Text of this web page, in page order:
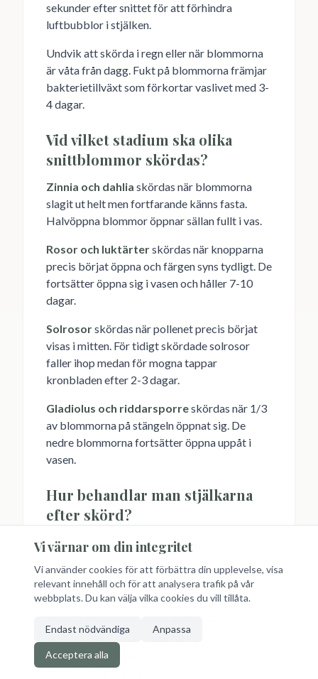
sekunder efter snittet för att förhindra
luftbubblor i stjälken.
Undvik att skörda i regn eller när blommorna
är våta från dagg. Fukt på blommorna främjar
bakterietillväxt som förkortar vaslivet med 3-
4 dagar.
Vid vilket stadium ska olika
snittblommor skördas?
Zinnia och dahlia skördas när blommorna
slagit ut helt men fortfarande känns fasta.
Halvöppna blommor öppnar sällan fullt i vas.
Rosor och luktärterskördas när knopparna
precis börjat öppna och färgen syns tydligt. De
fortsätter öppna sig i vasen och håller 7-10
dagar.
Solrosorskördas när pollenet precis börjat
visas i mitten. För tidigt skördade solrosor
faller ihop medan för mogna tappar
kronbladen efter 2-3 dagar.
Gladiolus och riddarsporreskördas när 1/3
av blommorna på stängeln öppnat sig. De
nedre blommorna fortsätter öppna uppåt i
vasen.
Hur behandlar man stjälkarna
efter skörd?
Skär stjälkarna diagonalt med vass kniv eller
sekatör direkt efter skörd. Snett snitt ökar
vattenupptaget med 30-40 procent jämfört
med rakt snitt.
omedelbart. Blad i vatten förmultnar inom 24
timmar och skapar bakterier som täpper till
stjälkens ledningsväv.
Vi värnar om din integritet
Vi använder cookies för att förbättra din upplevelse, visa
relevant innehåll och för att analysera trafik på vår
webbplats. Du kan välja vilka cookies du vill tillåta.
Endast nödvändiga Anpassa
Acceptera alla